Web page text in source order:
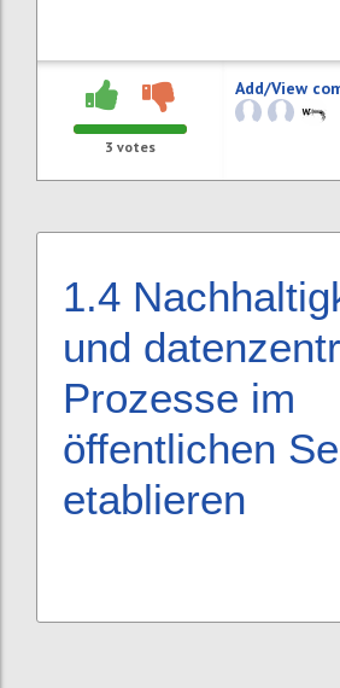
3 votes
Add/View
1.4
und
Prozesse im
öffentlichen
etablieren